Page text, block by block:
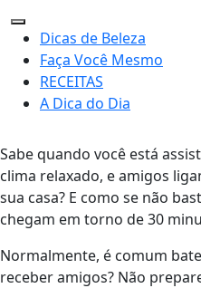
Dicas de Beleza
Faça Você Mesmo
RECEITAS
A Dica do Dia
Sabe quando você está
clima relaxado, e amigos
sua casa? E como se não
chegam em torno de 30
Normalmente, é comum
receber amigos? Não